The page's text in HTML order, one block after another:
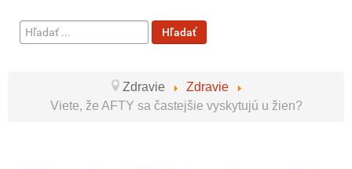
Hľadať
...
Hľadať
Zdravie
Zdravie
Viete, že AFTY sa častejšie vyskytujú u žien?